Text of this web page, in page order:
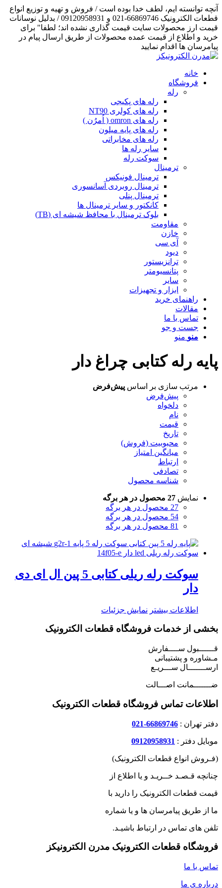
آنچه توانسته ایم، لطف خدا بوده است / فروش و تهیه و توزیع انواع
قطعات الکترونیک 66869746-021 و 09120958931 / بدلیل نوسانات
قیمت ارز محصولات سایت قیمت گذاری نشده اند؛ لطفا" برای
خرید و اطلاع از قیمت عمده محصولات از طریق ارسال پیام در
پیامرسان ها اقدام نمایید
خانه
فروشگاه
رله
رله های پکیجی
رله های کولری NT90
رله های omron ( اُمرُن )
رله های پایه میلون
رله های مخابراتی
سایر رله ها
سوکت رله
ترمینال
ترمینال فونیکس
ترمینال روبردی آسانسوری
ترمینال پنلی
کانکتور و سایر ترمینال ها
بلوک ترمینال با محافظ شیشه ای (TB)
مقاومت
خازن
آی سی
دیود
ترانزیستور
پتانسیومتر
سایر
ابزار و تجهیزات
راهنمای خرید
مقالات
تماس با ما
جست و جو
منو منو
پایه رله کتابی چراغ دار
مرتب سازی بر اساس پیش‌فرض
پیش‌فرض
دلخواه
نام
قیمت
تاریخ
محبوبیت (فروش)
میانگین امتیاز
ارتباط
تصادفی
شناسه محصول
نمایش 27 محصول در هر برگه
27 محصول در هر برگه
54 محصول در هر برگه
81 محصول در هر برگه
سوکت رله ریلی کتابی 5 پین ال ای دی
دار
اطلاعات بیشتر نمایش جزئیات
بخشی از خدمات فروشگاه قطعات الکترونیک
قــــــبول ســــفارش
مـشاوره و پشتیبانی
ارســـــــال ســـریـع
ضـــــــمانت اصـــالت
اطلاعات تماس فروشگاه قطعات الکترونیک
دفتر تهران : 66869746-021
موبایل دفتر : 09120958931
(فـروش انواع قطعات الکترونیک)
چنانچه قـصـد خــریـد و یا اطلاع از
قیمت قطعات الکترونیک را دارید با
ما از طریق پیامرسان ها و یا شماره
تلفن های تماس در ارتباط باشیـد.
فروشگاه قطعات الکترونیک مدرن الکترونیکز
تماس با ما
درباره ی ما